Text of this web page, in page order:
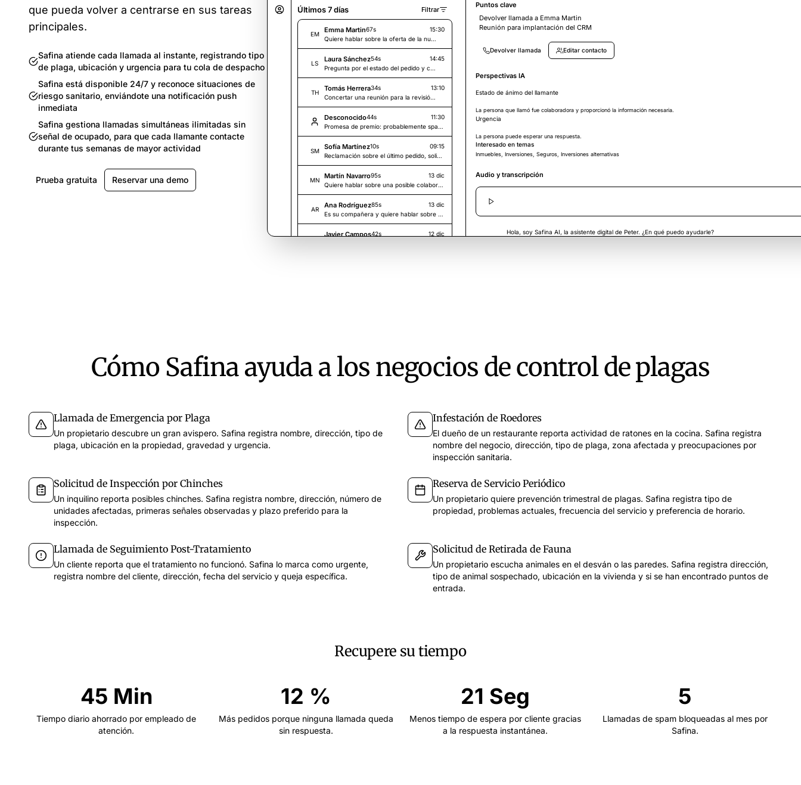
que pueda volver a centrarse en sus tareas
principales.
Safina atiende cada llamada al instante, registrando tipo
de plaga, ubicación y urgencia para tu cola de despacho
Safina está disponible 24/7 y reconoce situaciones de
riesgo sanitario, enviándote una notificación push
inmediata
Safina gestiona llamadas simultáneas ilimitadas sin
señal de ocupado, para que cada llamante contacte
durante tus semanas de mayor actividad
Prueba gratuita Reservar una demo
Últimos 7 días Filtrar
EM Emma Martin67s
15:30
Quiere hablar sobre la oferta de la nueva campaña y tiene preguntas sobre el calendario.
LS Laura Sánchez54s
14:45
Pregunta por el estado del pedido y cuándo llegará la entrega.
TH Tomás Herrera34s
13:10
Concertar una reunión para la revisión del proyecto la próxima semana.
Desconocido44s
11:30
Promesa de premio: probablemente spam.
SM Sofía Martínez10s
09:15
Reclamación sobre el último pedido, solicita que le devuelvan la llamada.
MN Martín Navarro95s
13 dic
Quiere hablar sobre una posible colaboración.
AR Ana Rodríguez85s
13 dic
Es su compañera y quiere hablar sobre el proyecto.
JC Javier Campos42s
12 dic
Puntos clave
Devolver llamada a Emma Martin
Reunión para implantación del CRM
Devolver llamada Editar contacto
Perspectivas IA
Estado de ánimo del llamante
La persona que llamó fue colaboradora y proporcionó la información necesaria.
Urgencia
La persona puede esperar una respuesta.
Interesado en temas
Inmuebles, Inversiones, Seguros, Inversiones alternativas
Audio y transcripción
Hola, soy Safina AI, la asistente digital de Peter. ¿En qué puedo ayudarle?
Cómo Safina ayuda a los negocios de control de plagas
Llamada de Emergencia por Plaga
Un propietario descubre un gran avispero. Safina registra nombre, dirección, tipo de
plaga, ubicación en la propiedad, gravedad y urgencia.
Infestación de Roedores
El dueño de un restaurante reporta actividad de ratones en la cocina. Safina registra
nombre del negocio, dirección, tipo de plaga, zona afectada y preocupaciones por
inspección sanitaria.
Solicitud de Inspección por Chinches
Un inquilino reporta posibles chinches. Safina registra nombre, dirección, número de
unidades afectadas, primeras señales observadas y plazo preferido para la
inspección.
Reserva de Servicio Periódico
Un propietario quiere prevención trimestral de plagas. Safina registra tipo de
propiedad, problemas actuales, frecuencia del servicio y preferencia de horario.
Llamada de Seguimiento Post-Tratamiento
Un cliente reporta que el tratamiento no funcionó. Safina lo marca como urgente,
registra nombre del cliente, dirección, fecha del servicio y queja específica.
Solicitud de Retirada de Fauna
Un propietario escucha animales en el desván o las paredes. Safina registra dirección,
tipo de animal sospechado, ubicación en la vivienda y si se han encontrado puntos de
entrada.
Recupere su tiempo
45 Min
Tiempo diario ahorrado por empleado de
atención.
12 %
Más pedidos porque ninguna llamada queda
sin respuesta.
21 Seg
Menos tiempo de espera por cliente gracias
a la respuesta instantánea.
5
Llamadas de spam bloqueadas al mes por
Safina.